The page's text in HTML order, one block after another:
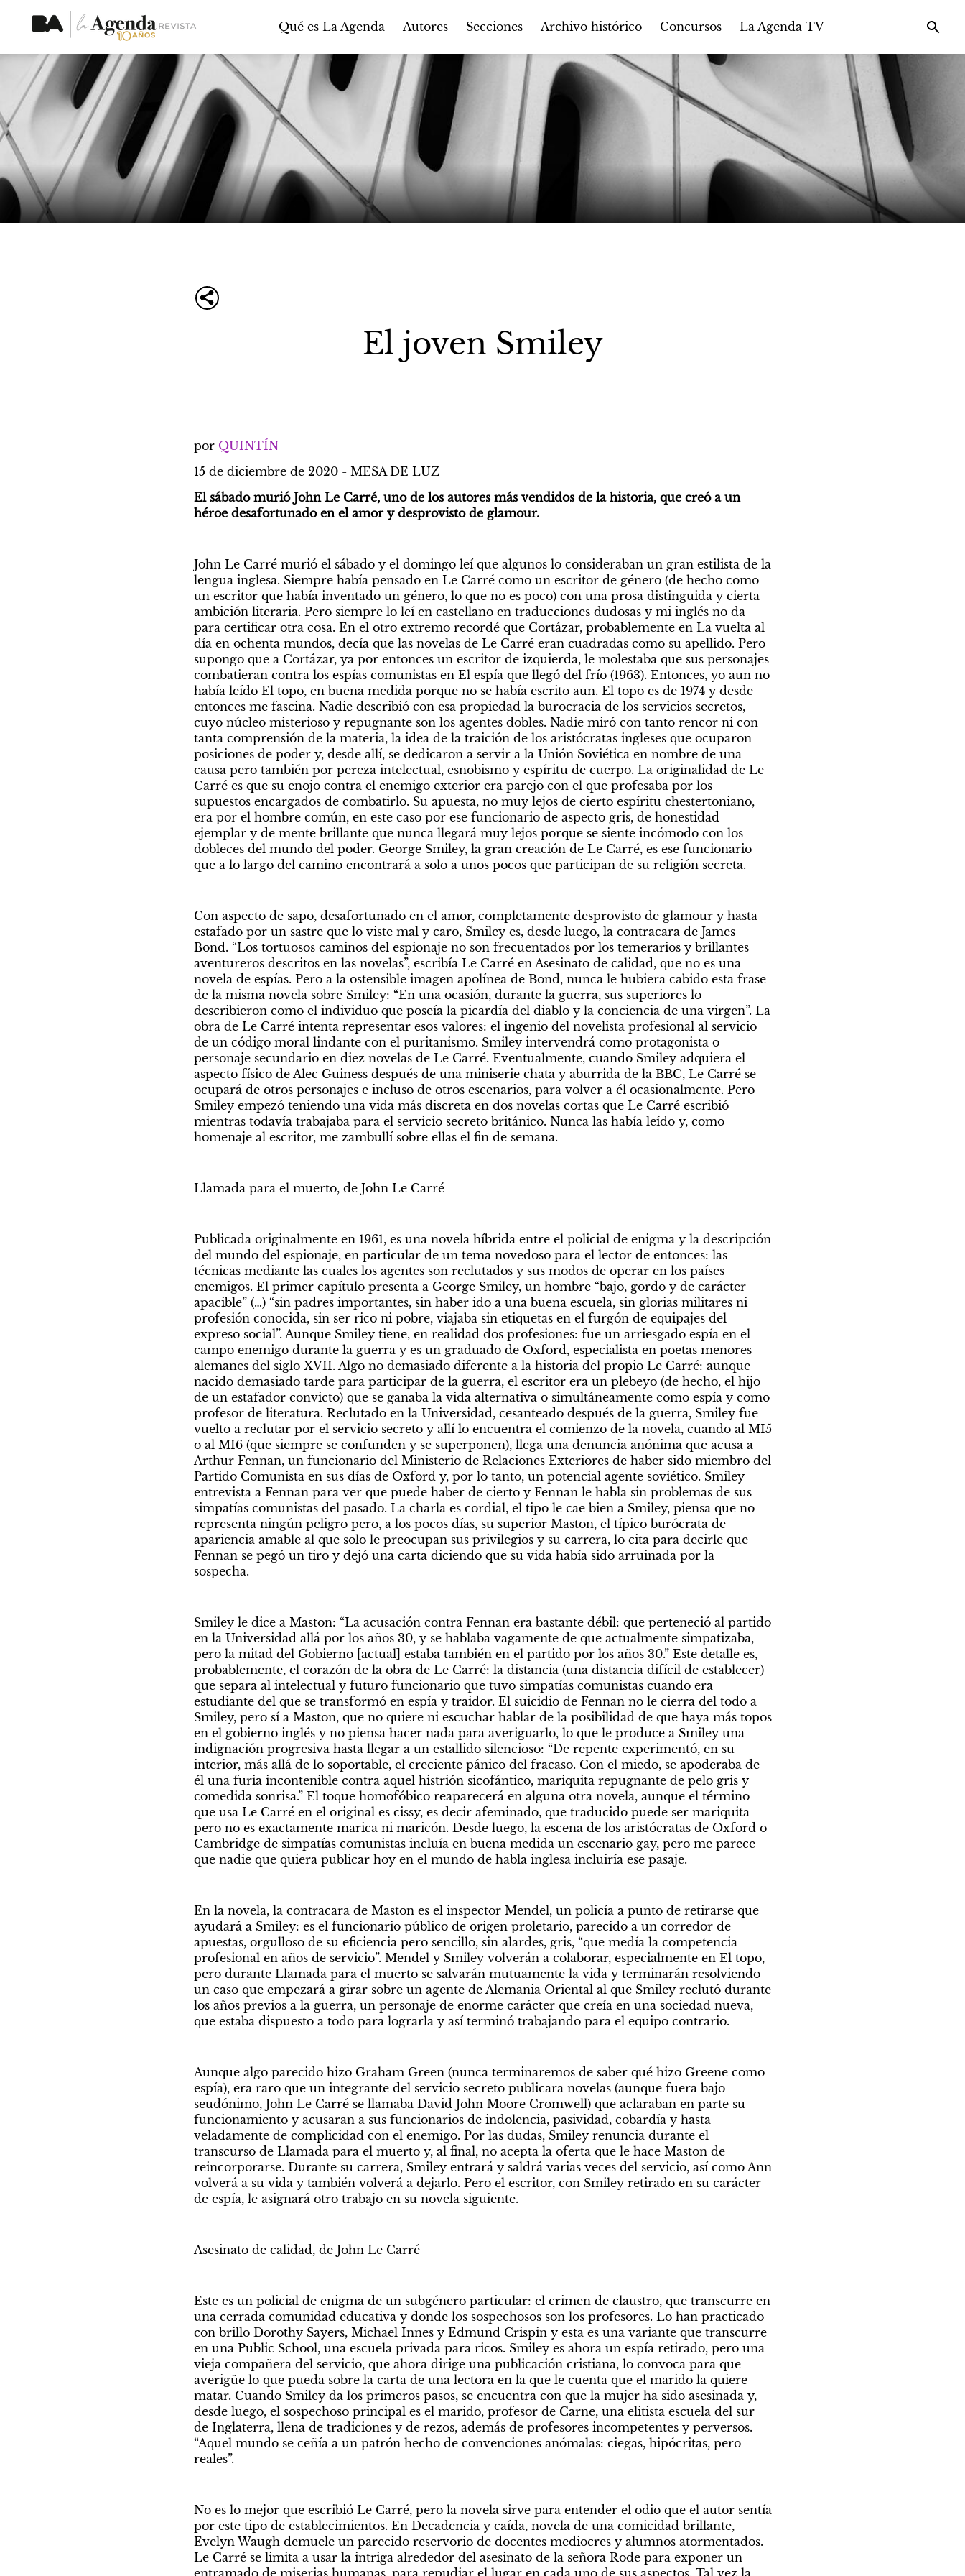
Qué es La Agenda Autores Secciones Archivo histórico Concursos La Agenda TV
El joven Smiley
por QUINTÍN
15 de diciembre de 2020 - MESA DE LUZ
El sábado murió John Le Carré, uno de los autores más vendidos de la historia, que creó a un
héroe desafortunado en el amor y desprovisto de glamour.
John Le Carré murió el sábado y el domingo leí que algunos lo consideraban un gran estilista de la
lengua inglesa. Siempre había pensado en Le Carré como un escritor de género (de hecho como
un escritor que había inventado un género, lo que no es poco) con una prosa distinguida y cierta
ambición literaria. Pero siempre lo leí en castellano en traducciones dudosas y mi inglés no da
para certificar otra cosa. En el otro extremo recordé que Cortázar, probablemente en La vuelta al
día en ochenta mundos, decía que las novelas de Le Carré eran cuadradas como su apellido. Pero
supongo que a Cortázar, ya por entonces un escritor de izquierda, le molestaba que sus personajes
combatieran contra los espías comunistas en El espía que llegó del frío (1963). Entonces, yo aun no
había leído El topo, en buena medida porque no se había escrito aun. El topo es de 1974 y desde
entonces me fascina. Nadie describió con esa propiedad la burocracia de los servicios secretos,
cuyo núcleo misterioso y repugnante son los agentes dobles. Nadie miró con tanto rencor ni con
tanta comprensión de la materia, la idea de la traición de los aristócratas ingleses que ocuparon
posiciones de poder y, desde allí, se dedicaron a servir a la Unión Soviética en nombre de una
causa pero también por pereza intelectual, esnobismo y espíritu de cuerpo. La originalidad de Le
Carré es que su enojo contra el enemigo exterior era parejo con el que profesaba por los
supuestos encargados de combatirlo. Su apuesta, no muy lejos de cierto espíritu chestertoniano,
era por el hombre común, en este caso por ese funcionario de aspecto gris, de honestidad
ejemplar y de mente brillante que nunca llegará muy lejos porque se siente incómodo con los
dobleces del mundo del poder. George Smiley, la gran creación de Le Carré, es ese funcionario
que a lo largo del camino encontrará a solo a unos pocos que participan de su religión secreta.
Con aspecto de sapo, desafortunado en el amor, completamente desprovisto de glamour y hasta
estafado por un sastre que lo viste mal y caro, Smiley es, desde luego, la contracara de James
Bond. “Los tortuosos caminos del espionaje no son frecuentados por los temerarios y brillantes
aventureros descritos en las novelas”, escribía Le Carré en Asesinato de calidad, que no es una
novela de espías. Pero a la ostensible imagen apolínea de Bond, nunca le hubiera cabido esta frase
de la misma novela sobre Smiley: “En una ocasión, durante la guerra, sus superiores lo
describieron como el individuo que poseía la picardía del diablo y la conciencia de una virgen”. La
obra de Le Carré intenta representar esos valores: el ingenio del novelista profesional al servicio
de un código moral lindante con el puritanismo. Smiley intervendrá como protagonista o
personaje secundario en diez novelas de Le Carré. Eventualmente, cuando Smiley adquiera el
aspecto físico de Alec Guiness después de una miniserie chata y aburrida de la BBC, Le Carré se
ocupará de otros personajes e incluso de otros escenarios, para volver a él ocasionalmente. Pero
Smiley empezó teniendo una vida más discreta en dos novelas cortas que Le Carré escribió
mientras todavía trabajaba para el servicio secreto británico. Nunca las había leído y, como
homenaje al escritor, me zambullí sobre ellas el fin de semana.
Llamada para el muerto, de John Le Carré
Publicada originalmente en 1961, es una novela híbrida entre el policial de enigma y la descripción
del mundo del espionaje, en particular de un tema novedoso para el lector de entonces: las
técnicas mediante las cuales los agentes son reclutados y sus modos de operar en los países
enemigos. El primer capítulo presenta a George Smiley, un hombre “bajo, gordo y de carácter
apacible” (…) “sin padres importantes, sin haber ido a una buena escuela, sin glorias militares ni
profesión conocida, sin ser rico ni pobre, viajaba sin etiquetas en el furgón de equipajes del
expreso social”. Aunque Smiley tiene, en realidad dos profesiones: fue un arriesgado espía en el
campo enemigo durante la guerra y es un graduado de Oxford, especialista en poetas menores
alemanes del siglo XVII. Algo no demasiado diferente a la historia del propio Le Carré: aunque
nacido demasiado tarde para participar de la guerra, el escritor era un plebeyo (de hecho, el hijo
de un estafador convicto) que se ganaba la vida alternativa o simultáneamente como espía y como
profesor de literatura. Reclutado en la Universidad, cesanteado después de la guerra, Smiley fue
vuelto a reclutar por el servicio secreto y allí lo encuentra el comienzo de la novela, cuando al MI5
o al MI6 (que siempre se confunden y se superponen), llega una denuncia anónima que acusa a
Arthur Fennan, un funcionario del Ministerio de Relaciones Exteriores de haber sido miembro del
Partido Comunista en sus días de Oxford y, por lo tanto, un potencial agente soviético. Smiley
entrevista a Fennan para ver que puede haber de cierto y Fennan le habla sin problemas de sus
simpatías comunistas del pasado. La charla es cordial, el tipo le cae bien a Smiley, piensa que no
representa ningún peligro pero, a los pocos días, su superior Maston, el típico burócrata de
apariencia amable al que solo le preocupan sus privilegios y su carrera, lo cita para decirle que
Fennan se pegó un tiro y dejó una carta diciendo que su vida había sido arruinada por la
sospecha.
Smiley le dice a Maston: “La acusación contra Fennan era bastante débil: que perteneció al partido
en la Universidad allá por los años 30, y se hablaba vagamente de que actualmente simpatizaba,
pero la mitad del Gobierno [actual] estaba también en el partido por los años 30.” Este detalle es,
probablemente, el corazón de la obra de Le Carré: la distancia (una distancia difícil de establecer)
que separa al intelectual y futuro funcionario que tuvo simpatías comunistas cuando era
estudiante del que se transformó en espía y traidor. El suicidio de Fennan no le cierra del todo a
Smiley, pero sí a Maston, que no quiere ni escuchar hablar de la posibilidad de que haya más topos
en el gobierno inglés y no piensa hacer nada para averiguarlo, lo que le produce a Smiley una
indignación progresiva hasta llegar a un estallido silencioso: “De repente experimentó, en su
interior, más allá de lo soportable, el creciente pánico del fracaso. Con el miedo, se apoderaba de
él una furia incontenible contra aquel histrión sicofántico, mariquita repugnante de pelo gris y
comedida sonrisa.” El toque homofóbico reaparecerá en alguna otra novela, aunque el término
que usa Le Carré en el original es cissy, es decir afeminado, que traducido puede ser mariquita
pero no es exactamente marica ni maricón. Desde luego, la escena de los aristócratas de Oxford o
Cambridge de simpatías comunistas incluía en buena medida un escenario gay, pero me parece
que nadie que quiera publicar hoy en el mundo de habla inglesa incluiría ese pasaje.
En la novela, la contracara de Maston es el inspector Mendel, un policía a punto de retirarse que
ayudará a Smiley: es el funcionario público de origen proletario, parecido a un corredor de
apuestas, orgulloso de su eficiencia pero sencillo, sin alardes, gris, “que medía la competencia
profesional en años de servicio”. Mendel y Smiley volverán a colaborar, especialmente en El topo,
pero durante Llamada para el muerto se salvarán mutuamente la vida y terminarán resolviendo
un caso que empezará a girar sobre un agente de Alemania Oriental al que Smiley reclutó durante
los años previos a la guerra, un personaje de enorme carácter que creía en una sociedad nueva,
que estaba dispuesto a todo para lograrla y así terminó trabajando para el equipo contrario.
Aunque algo parecido hizo Graham Green (nunca terminaremos de saber qué hizo Greene como
espía), era raro que un integrante del servicio secreto publicara novelas (aunque fuera bajo
seudónimo, John Le Carré se llamaba David John Moore Cromwell) que aclaraban en parte su
funcionamiento y acusaran a sus funcionarios de indolencia, pasividad, cobardía y hasta
veladamente de complicidad con el enemigo. Por las dudas, Smiley renuncia durante el
transcurso de Llamada para el muerto y, al final, no acepta la oferta que le hace Maston de
reincorporarse. Durante su carrera, Smiley entrará y saldrá varias veces del servicio, así como Ann
volverá a su vida y también volverá a dejarlo. Pero el escritor, con Smiley retirado en su carácter
de espía, le asignará otro trabajo en su novela siguiente.
Asesinato de calidad, de John Le Carré
Este es un policial de enigma de un subgénero particular: el crimen de claustro, que transcurre en
una cerrada comunidad educativa y donde los sospechosos son los profesores. Lo han practicado
con brillo Dorothy Sayers, Michael Innes y Edmund Crispin y esta es una variante que transcurre
en una Public School, una escuela privada para ricos. Smiley es ahora un espía retirado, pero una
vieja compañera del servicio, que ahora dirige una publicación cristiana, lo convoca para que
averigüe lo que pueda sobre la carta de una lectora en la que le cuenta que el marido la quiere
matar. Cuando Smiley da los primeros pasos, se encuentra con que la mujer ha sido asesinada y,
desde luego, el sospechoso principal es el marido, profesor de Carne, una elitista escuela del sur
de Inglaterra, llena de tradiciones y de rezos, además de profesores incompetentes y perversos.
“Aquel mundo se ceñía a un patrón hecho de convenciones anómalas: ciegas, hipócritas, pero
reales”.
No es lo mejor que escribió Le Carré, pero la novela sirve para entender el odio que el autor sentía
por este tipo de establecimientos. En Decadencia y caída, novela de una comicidad brillante,
Evelyn Waugh demuele un parecido reservorio de docentes mediocres y alumnos atormentados.
Le Carré se limita a usar la intriga alrededor del asesinato de la señora Rode para exponer un